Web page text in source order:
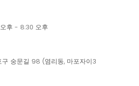
후 - 8:30 오후
숭문길 98 (염리동, 마포자이3